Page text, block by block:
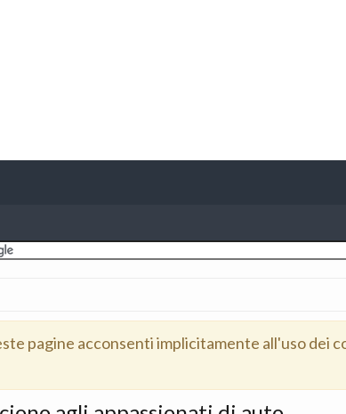
pagine acconsenti implicitamente all'uso dei